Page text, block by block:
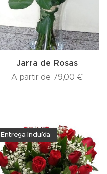
Jarra de Rosas
A partir de 79,00 €
Entrega Incluída